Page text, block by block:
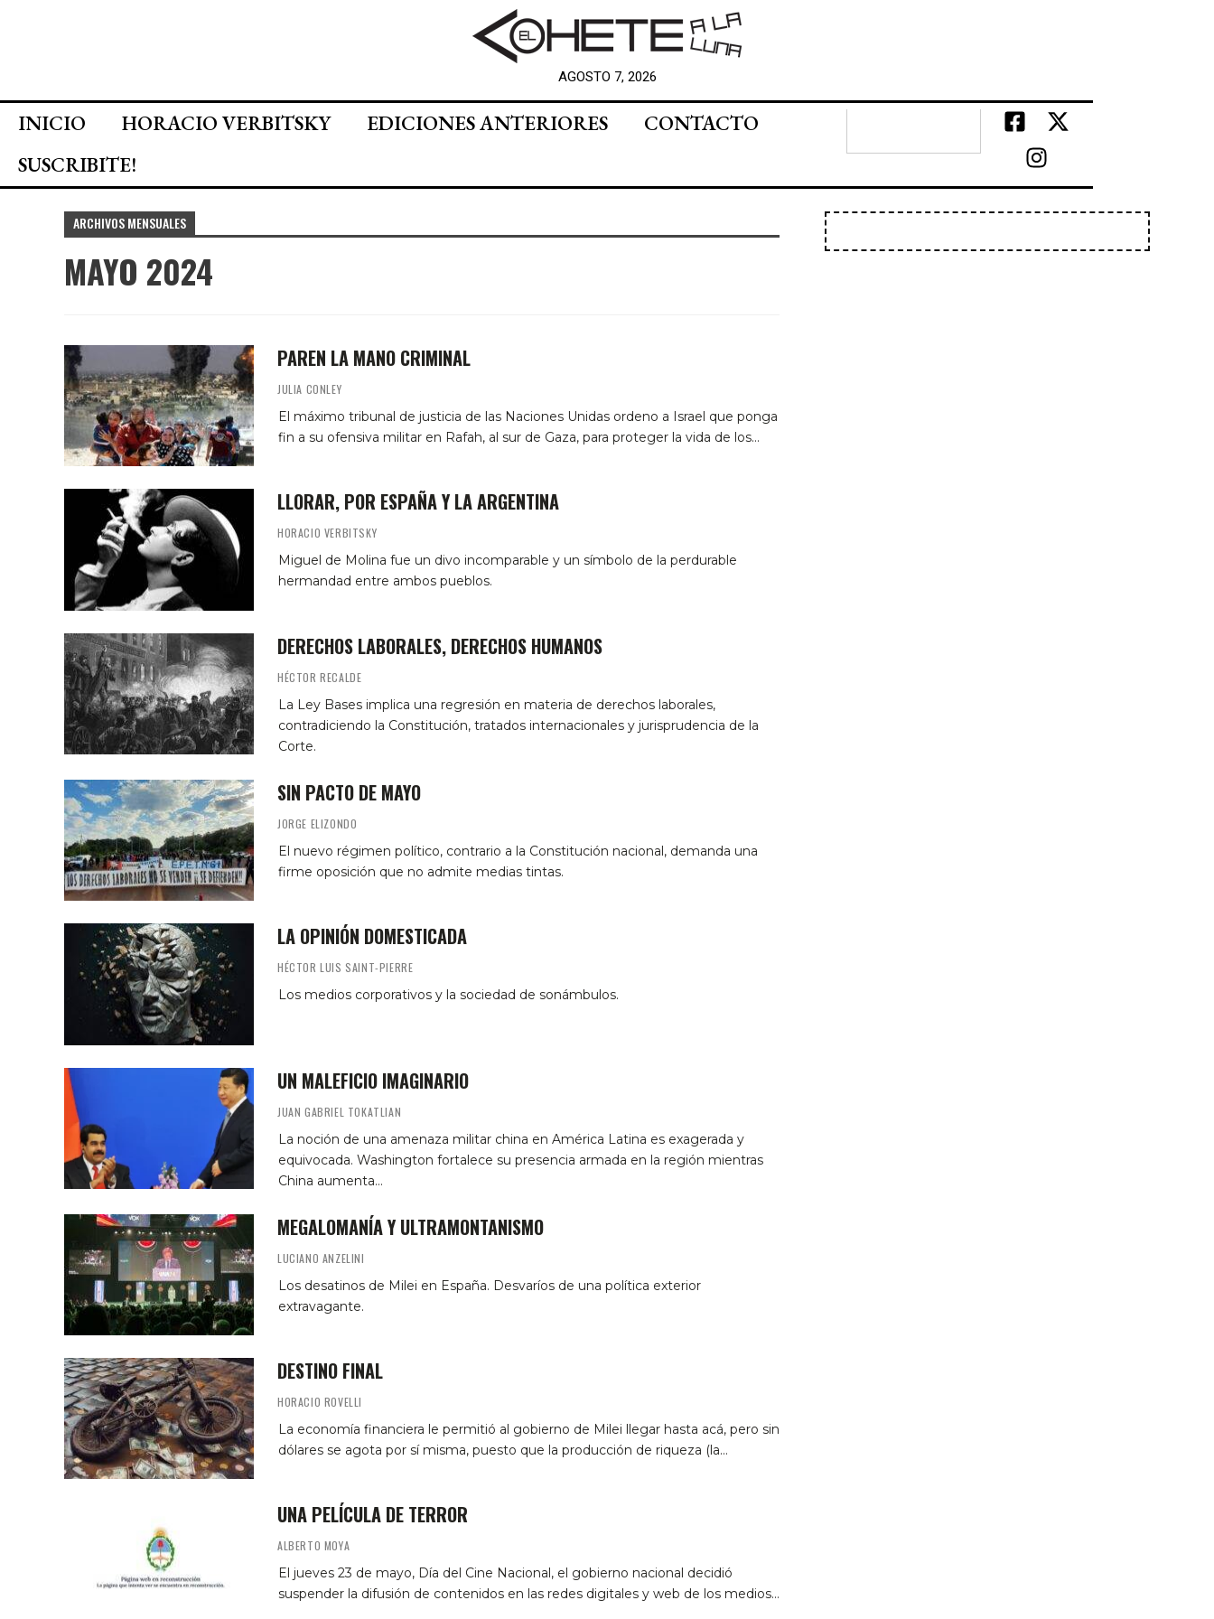
AGOSTO 7, 2026
INICIO HORACIO VERBITSKY EDICIONES ANTERIORES
CONTACTO
SUSCRIBITE!
ARCHIVOS MENSUALES
MAYO 2024
PAREN LA MANO CRIMINAL
JULIA CONLEY
El máximo tribunal de justicia de las Naciones Unidas ordeno a Israel que ponga
fin a su ofensiva militar en Rafah, al sur de Gaza, para proteger la vida de los…
LLORAR, POR ESPAÑA Y LA ARGENTINA
HORACIO VERBITSKY
Miguel de Molina fue un divo incomparable y un símbolo de la perdurable
hermandad entre ambos pueblos.
DERECHOS LABORALES, DERECHOS HUMANOS
HÉCTOR RECALDE
La Ley Bases implica una regresión en materia de derechos laborales,
contradiciendo la Constitución, tratados internacionales y jurisprudencia de la
Corte.
SIN PACTO DE MAYO
JORGE ELIZONDO
El nuevo régimen político, contrario a la Constitución nacional, demanda una
firme oposición que no admite medias tintas.
LA OPINIÓN DOMESTICADA
HÉCTOR LUIS SAINT-PIERRE
Los medios corporativos y la sociedad de sonámbulos.
UN MALEFICIO IMAGINARIO
JUAN GABRIEL TOKATLIAN
La noción de una amenaza militar china en América Latina es exagerada y
equivocada. Washington fortalece su presencia armada en la región mientras
China aumenta…
MEGALOMANÍA Y ULTRAMONTANISMO
LUCIANO ANZELINI
Los desatinos de Milei en España. Desvaríos de una política exterior
extravagante.
DESTINO FINAL
HORACIO ROVELLI
La economía financiera le permitió al gobierno de Milei llegar hasta acá, pero sin
dólares se agota por sí misma, puesto que la producción de riqueza (la…
UNA PELÍCULA DE TERROR
ALBERTO MOYA
El jueves 23 de mayo, Día del Cine Nacional, el gobierno nacional decidió
suspender la difusión de contenidos en las redes digitales y web de los medios…